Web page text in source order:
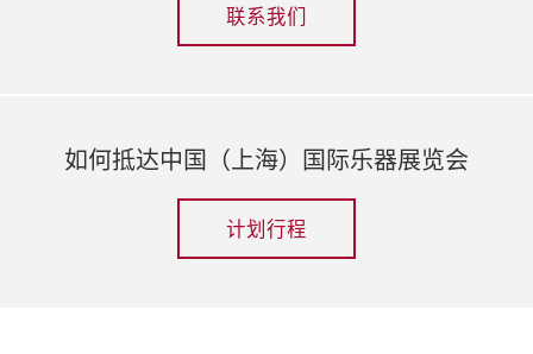
联系我们
如何抵达中国（上海）国际乐器展览会
计划行程